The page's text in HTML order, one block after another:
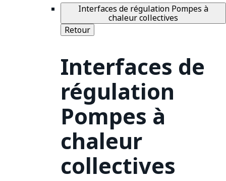
Interfaces de régulation Pompes à
chaleur collectives
Retour
Interfaces de
régulation
Pompes à
chaleur
collectives